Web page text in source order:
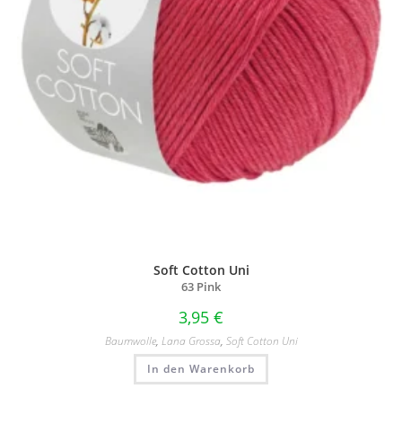
Soft Cotton Uni
63 Pink
3,95 €
Baumwolle, Lana Grossa, Soft Cotton Uni
In den Warenkorb